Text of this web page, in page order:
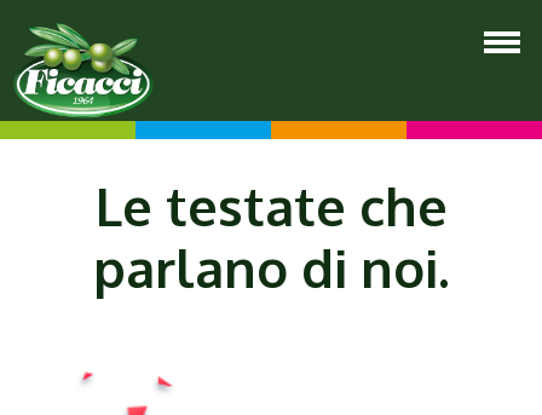
Le testate che
parlano di noi.